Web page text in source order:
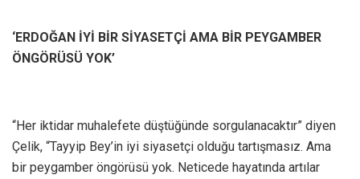
‘ERDOĞAN İYİ BİR SİYASETÇİ AMA BİR PEYGAMBER
ÖNGÖRÜSÜ YOK’
“Her iktidar muhalefete düştüğünde sorgulanacaktır” diyen
Çelik, “Tayyip Bey’in iyi siyasetçi olduğu tartışmasız. Ama
bir peygamber öngörüsü yok. Neticede hayatında artılar